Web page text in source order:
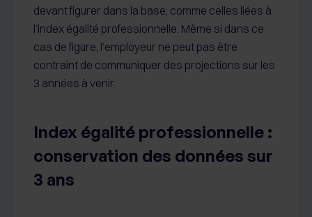
devant figurer dans la base, comme celles liées à
l’index égalité professionnelle. Même si dans ce
cas de figure, l’employeur ne peut pas être
contraint de communiquer des projections sur les
3 années à venir.
Index égalité professionnelle :
conservation des données sur
3 ans